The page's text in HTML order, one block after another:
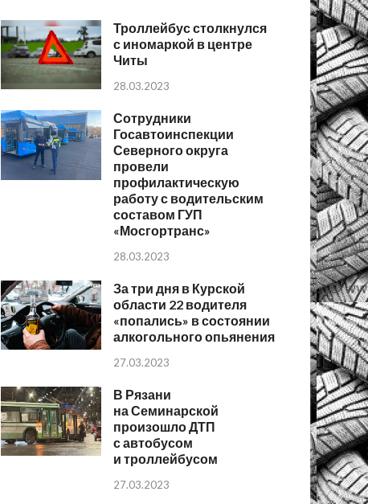
Троллейбус столкнулся
с иномаркой в центре
Читы
28.03.2023
Сотрудники
Госавтоинспекции
Северного округа
провели
профилактическую
работу с водительским
составом ГУП
«Мосгортранс»
28.03.2023
За три дня в Курской
области 22 водителя
«попались» в состоянии
алкогольного опьянения
27.03.2023
В Рязани
на Семинарской
произошло ДТП
с автобусом
и троллейбусом
27.03.2023